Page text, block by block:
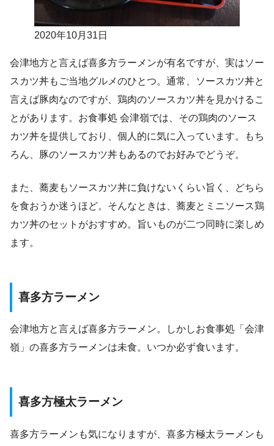
2020年10月31日
会津地方と言えば喜多方ラーメンが有名ですが、実はソー
スカツ丼もご当地グルメのひとつ。通常、ソースカツ丼と
言えば豚肉なのですが、鶏肉のソースカツ丼を見かけるこ
とがあります。お食事処 会津嶺では、その鶏肉のソース
カツ丼を提供しており、個人的に気に入っています。もち
ろん、豚のソースカツ丼もあるのでお好みでどうぞ。
また、蕎麦もソースカツ丼に負けないくらい旨く、どちら
を食おうか迷うほど。そんなときは、蕎麦とミニソース鶏
カツ丼のセットがおすすめ。旨いものが二つ同時に楽しめ
ます。
喜多方ラーメン
会津地方と言えば喜多方ラーメン。しかしお食事処「会津
嶺」の喜多方ラーメンは未食。いつか必ず食います。
喜多方極太ラーメン
喜多方ラーメンも気になりますが、喜多方極太ラーメンも